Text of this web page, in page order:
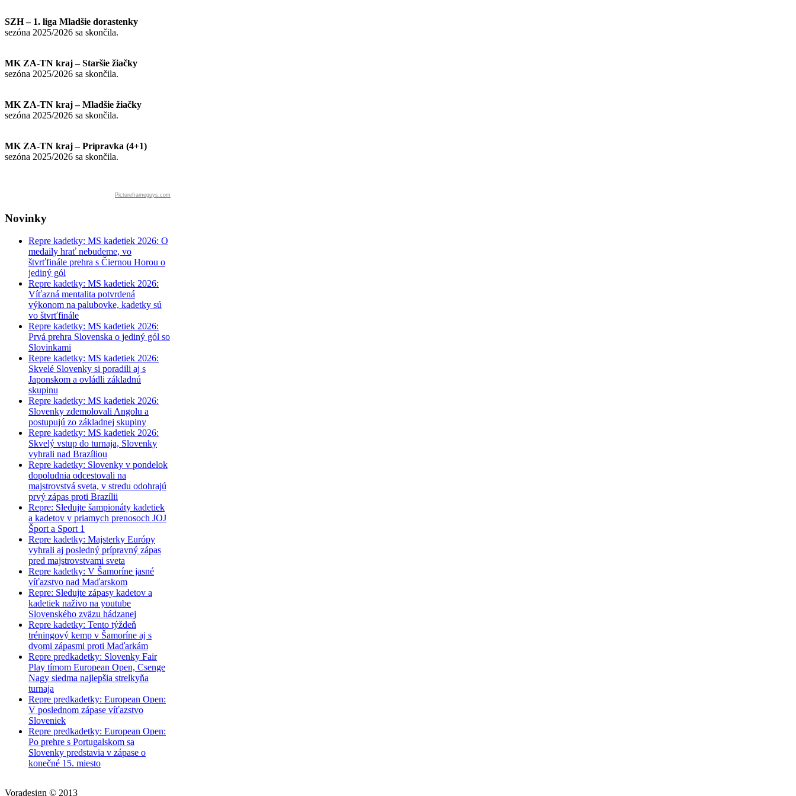
SZH – 1. liga Mladšie dorastenky
sezóna 2025/2026 sa skončila.
MK ZA-TN kraj – Staršie žiačky
sezóna 2025/2026 sa skončila.
MK ZA-TN kraj – Mladšie žiačky
sezóna 2025/2026 sa skončila.
MK ZA-TN kraj – Prípravka (4+1)
sezóna 2025/2026 sa skončila.
Pictureframeguys.com
Novinky
Repre kadetky: MS kadetiek 2026: O
medaily hrať nebudeme, vo
štvrťfinále prehra s Čiernou Horou o
jediný gól
Repre kadetky: MS kadetiek 2026:
Víťazná mentalita potvrdená
výkonom na palubovke, kadetky sú
vo štvrťfinále
Repre kadetky: MS kadetiek 2026:
Prvá prehra Slovenska o jediný gól so
Slovinkami
Repre kadetky: MS kadetiek 2026:
Skvelé Slovenky si poradili aj s
Japonskom a ovládli základnú
skupinu
Repre kadetky: MS kadetiek 2026:
Slovenky zdemolovali Angolu a
postupujú zo základnej skupiny
Repre kadetky: MS kadetiek 2026:
Skvelý vstup do turnaja, Slovenky
vyhrali nad Brazíliou
Repre kadetky: Slovenky v pondelok
dopoludnia odcestovali na
majstrovstvá sveta, v stredu odohrajú
prvý zápas proti Brazílii
Repre: Sledujte šampionáty kadetiek
a kadetov v priamych prenosoch JOJ
Šport a Sport 1
Repre kadetky: Majsterky Európy
vyhrali aj posledný prípravný zápas
pred majstrovstvami sveta
Repre kadetky: V Šamoríne jasné
víťazstvo nad Maďarskom
Repre: Sledujte zápasy kadetov a
kadetiek naživo na youtube
Slovenského zväzu hádzanej
Repre kadetky: Tento týždeň
tréningový kemp v Šamoríne aj s
dvomi zápasmi proti Maďarkám
Repre predkadetky: Slovenky Fair
Play tímom European Open, Csenge
Nagy siedma najlepšia strelkyňa
turnaja
Repre predkadetky: European Open:
V poslednom zápase víťazstvo
Sloveniek
Repre predkadetky: European Open:
Po prehre s Portugalskom sa
Slovenky predstavia v zápase o
konečné 15. miesto
Voradesign © 2013